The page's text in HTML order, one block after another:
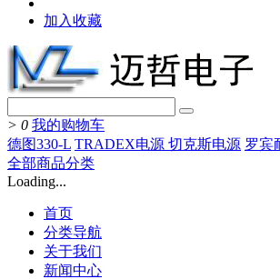
加入收藏
> 0 我的购物车
德图330-L TRADEX电源 切克斯电源 罗宾
全部商品分类
Loading...
首页
分类导航
关于我们
新闻中心